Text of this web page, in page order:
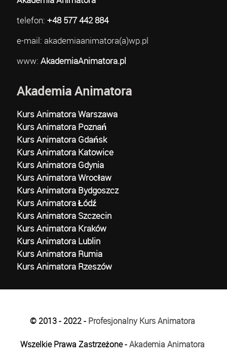
telefon: +48 577 442 884
e-mail: akademiaanimatora(a)wp.pl
www: AkademiaAnimatora.pl
Akademia Animatora
Kurs Animatora Warszawa
Kurs Animatora Poznań
Kurs Animatora Gdańsk
Kurs Animatora Katowice
Kurs Animatora Gdynia
Kurs Animatora Wrocław
Kurs Animatora Bydgoszcz
Kurs Animatora Łódź
Kurs Animatora Szczecin
Kurs Animatora Kraków
Kurs Animatora Lublin
Kurs Animatora Rumia
Kurs Animatora Rzeszów
© 2013 - 2022 - Profesjonalny Kurs Animatora
Wszelkie Prawa Zastrzeżone -Akademia Animatora